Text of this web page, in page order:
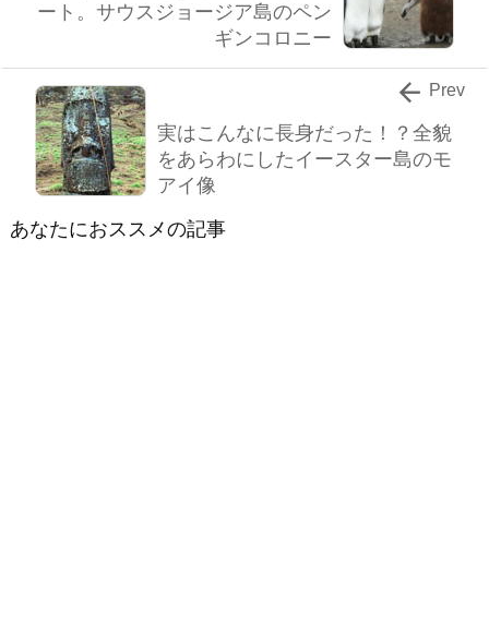
ート。サウスジョージア島のペン
ギンコロニー
実はこんなに長身だった！？全貌
をあらわにしたイースター島のモ
アイ像
 Prev
あなたにおススメの記事